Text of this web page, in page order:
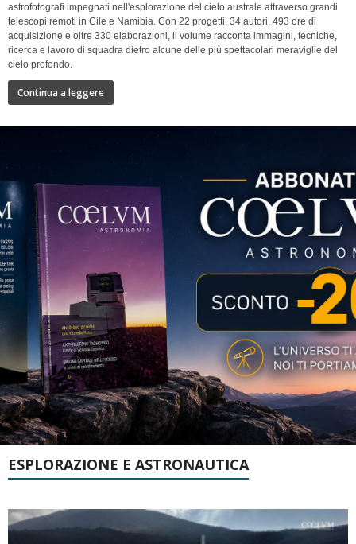
astrofotografi impegnati nell'esplorazione del cielo australe attraverso grandi
telescopi remoti in Cile e Namibia. Con 22 progetti, 34 autori, 493 ore di
acquisizione e oltre 330 elaborazioni, il volume racconta immagini, tecniche,
ricerca e lavoro di squadra dietro alcune delle più spettacolari meraviglie del
cielo profondo.
Continua a leggere
ESPLORAZIONE E ASTRONAUTICA